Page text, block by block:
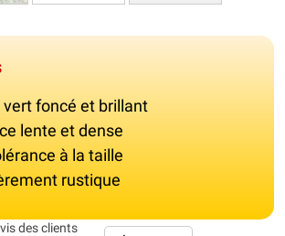
foncé et brillant
lente et dense
à la taille
rustique
des clients